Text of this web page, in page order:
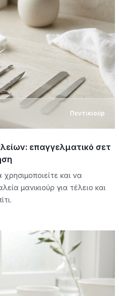
Πεντικιούρ
επαγγελματικό σετ
και να
μανικιούρ για τέλειο και